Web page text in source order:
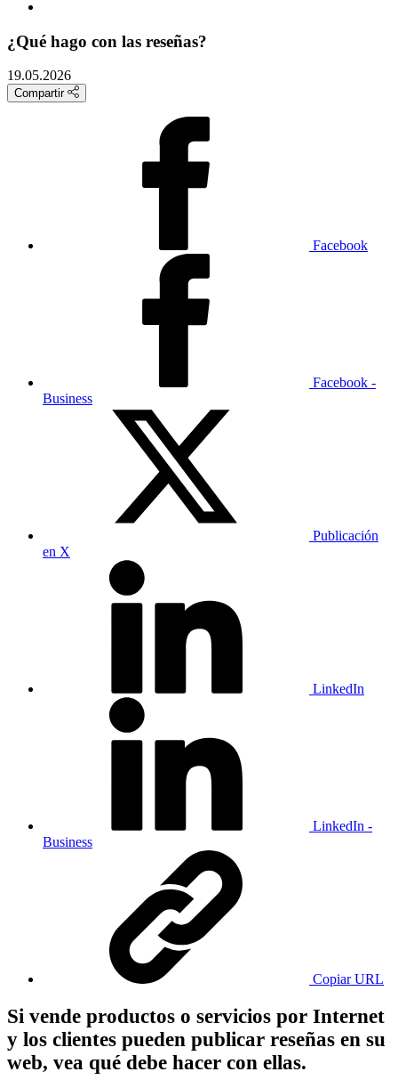
¿Qué hago con las reseñas?
19.05.2026
Compartir
Facebook
Facebook -
Business
Publicación
en X
LinkedIn
LinkedIn -
Business
Copiar URL
Si vende productos o servicios por Internet
y los clientes pueden publicar reseñas en su
web, vea qué debe hacer con ellas.